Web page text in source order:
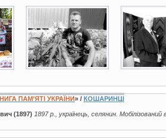
ПАМ’ЯТІ УКРАЇНИ» / КОШАРИНЦІ
(1897) 1897 р., українець, селянин.